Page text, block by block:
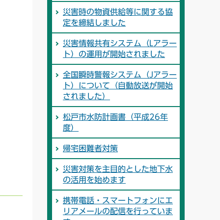
災害時の物資供給等に関する協
定を締結しました
災害情報共有システム（Lアラー
ト）の運用が開始されました
全国瞬時警報システム（Jアラー
ト）について（自動放送が開始
されました）
松戸市水防計画書（平成26年
度）
帰宅困難者対策
災害対策を主目的とした地下水
の活用を始めます
携帯電話・スマートフォンにエ
リアメールの配信を行っていま